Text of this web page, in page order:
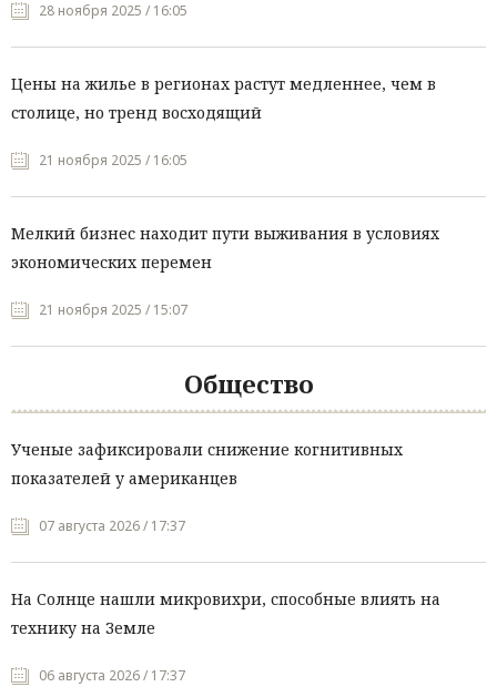
28 ноября 2025 / 16:05
Цены на жилье в регионах растут медленнее, чем в
столице, но тренд восходящий
21 ноября 2025 / 16:05
Мелкий бизнес находит пути выживания в условиях
экономических перемен
21 ноября 2025 / 15:07
Общество
Ученые зафиксировали снижение когнитивных
показателей у американцев
07 августа 2026 / 17:37
На Солнце нашли микровихри, способные влиять на
технику на Земле
06 августа 2026 / 17:37